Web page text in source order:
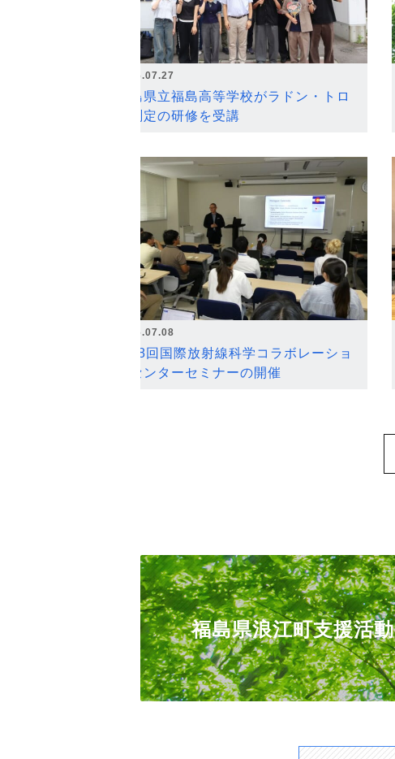
2026.07.27
福島県立福島高等学校がラドン・トロ
ン測定の研修を受講
2026.07.08
第18回国際放射線科学コラボレーショ
ンセンターセミナーの開催
福島県浪江町支援活動